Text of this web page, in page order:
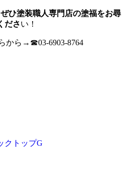
ひ塗装職人専門店の塗福をお尋
ださい！
から→☎03-6903-8764
クトップG